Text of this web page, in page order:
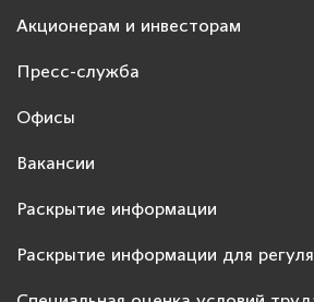
Акционерам и инвесторам
Пресс-служба
Офисы
Вакансии
Раскрытие информации
Раскрытие информации для